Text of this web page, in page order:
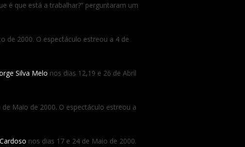
é que está a trabalhar?” perguntaram um
de 2000. O espectáculo estreou a 4 de
Silva Melo nos dias 12,19 e 26 de Abril
de Maio de 2000. O espectáculo estreou a
nos dias 17 e 24 de Maio de 2000.